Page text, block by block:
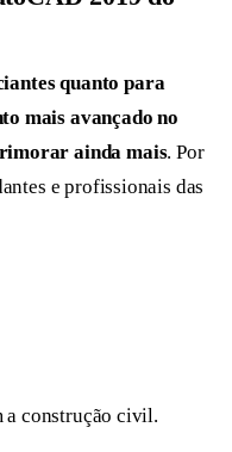
quanto para
mais avançado no
ainda mais. Por
e profissionais das
a construção civil.